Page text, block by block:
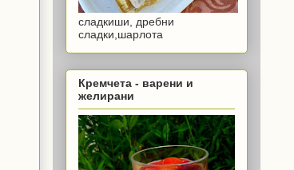
сладкиши, дребни
сладки,шарлота
Кремчета - варени и
желирани